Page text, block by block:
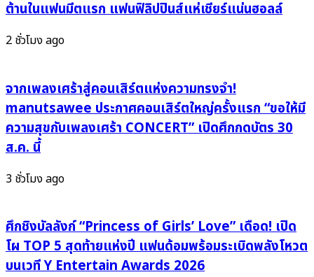
แอม
สเด
แรก
ของ
เมือง
โบราณ
ประเทศไทย
On
(BiniMo
ต้านในแฟนมีตแรก แฟนฟิลิปปินส์แห่เชียร์แน่นฮอลล์
2 ชั่วโมง ago
จากเพลงเศร้าสู่คอนเสิร์ตแห่งความทรงจำ!
manutsawee ประกาศคอนเสิร์ตใหญ่ครั้งแรก “ขอให้มี
ความสุขกับเพลงเศร้า CONCERT” เปิดศึกกดบัตร 30
ส.ค. นี้
3 ชั่วโมง ago
ศึกชิงบัลลังก์ “Princess of Girls’ Love” เดือด! เปิด
โผ TOP 5 สุดท้ายแห่งปี แฟนด้อมพร้อมระเบิดพลังโหวต
บนเวที Y Entertain Awards 2026